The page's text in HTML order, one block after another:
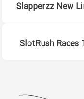
Slapperzz New
SlotRush